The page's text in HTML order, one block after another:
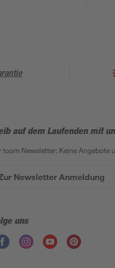
auf dem Laufenden mit
toom Newsletter: Keine Angebote
Newsletter Anmeldung
uns